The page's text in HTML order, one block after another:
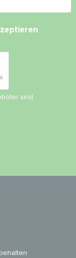
sind.